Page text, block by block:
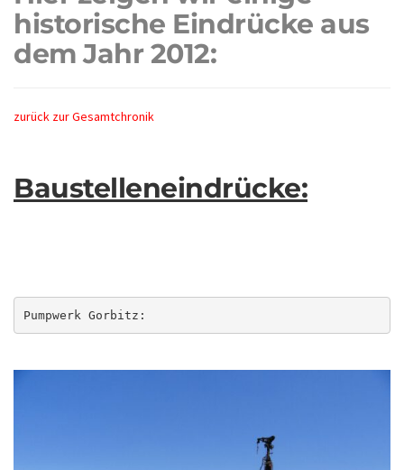
historische Eindrücke aus
dem Jahr 2012:
zurück zur Gesamtchronik
Baustelleneindrücke:
Pumpwerk Gorbitz: